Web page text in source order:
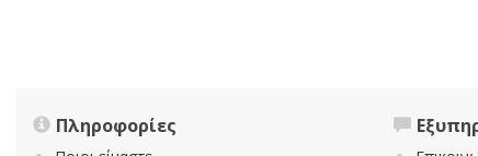
Πληροφορίες